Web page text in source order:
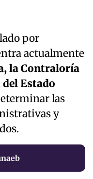
por
actualmente
la Contraloría
del Estado
las
y